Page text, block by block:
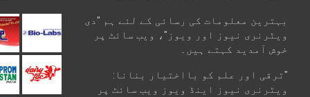
بہترین معلومات کی رسائی کے لئے ہم "دی
ویٹرنری نیوز اور ویوز"، ویب سائٹ پر
خوش آمدید کہتے ہیں۔
"ترقی اور علم کو بااختیار بنانا:
ویٹرنری نیوز اینڈ ویوز ویب سائٹ پر